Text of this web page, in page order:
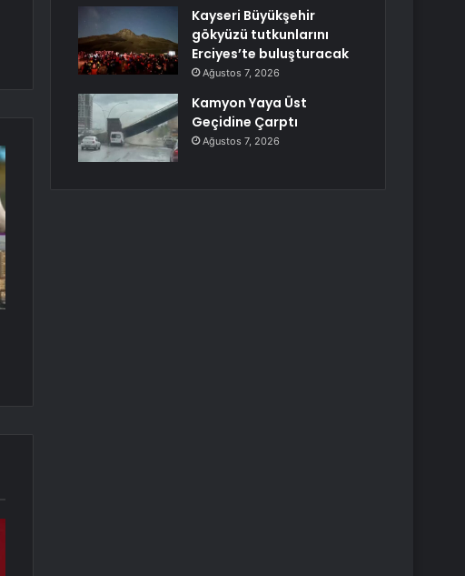
Kayseri Büyükşehir
gökyüzü tutkunlarını
Erciyes’te buluşturacak
Ağustos 7, 2026
Kamyon Yaya Üst
Geçidine Çarptı
Ağustos 7, 2026